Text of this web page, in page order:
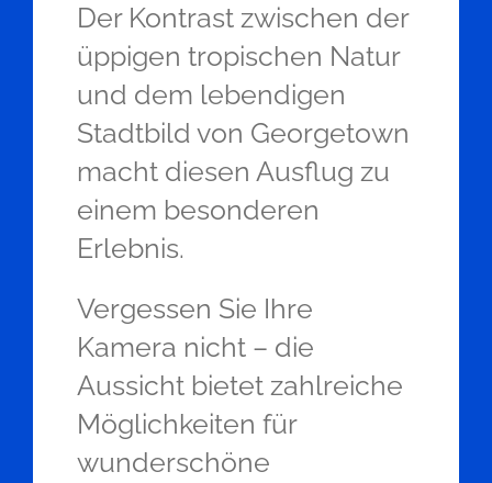
Der Kontrast zwischen der
üppigen tropischen Natur
und dem lebendigen
Stadtbild von Georgetown
macht diesen Ausflug zu
einem besonderen
Erlebnis.
Vergessen Sie Ihre
Kamera nicht – die
Aussicht bietet zahlreiche
Möglichkeiten für
wunderschöne